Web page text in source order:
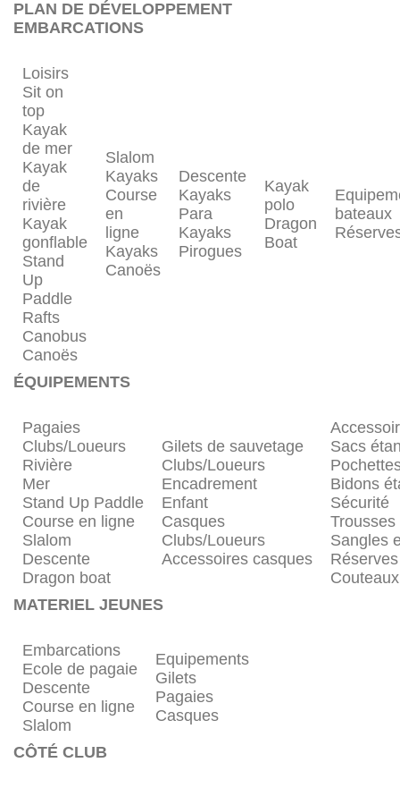
PLAN DE DÉVELOPPEMENT
EMBARCATIONS
Loisirs
Sit on
top
Kayak
de mer
Kayak
de
rivière
Kayak
gonflable
Stand
Up
Paddle
Rafts
Canobus
Canoës
Slalom
Kayaks
Course
en
ligne
Kayaks
Canoës
Descente
Kayaks
Para
Kayaks
Pirogues
Kayak
polo
Dragon
Boat
bateaux
ÉQUIPEMENTS
Pagaies
Clubs/Loueurs
Rivière
Mer
Stand Up Paddle
Course en ligne
Slalom
Descente
Dragon boat
Gilets de sauvetage
Clubs/Loueurs
Encadrement
Enfant
Casques
Clubs/Loueurs
Accessoires casques
Sacs
Bidons
Sécurité
Sangles
Réserves
Couteaux
MATERIEL JEUNES
Embarcations
Ecole de pagaie
Descente
Course en ligne
Slalom
Equipements
Gilets
Pagaies
Casques
CÔTÉ CLUB